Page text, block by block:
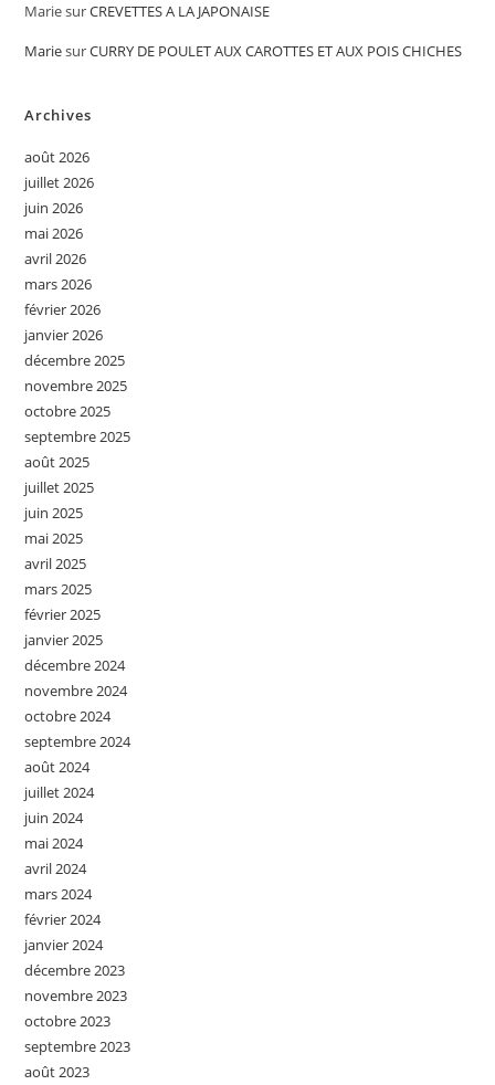
MariesurCREVETTES A LA JAPONAISE
MariesurCURRY DE POULET AUX CAROTTES ET AUX POIS CHICHES
Archives
août 2026
juillet 2026
juin 2026
mai 2026
avril 2026
mars 2026
février 2026
janvier 2026
décembre 2025
novembre 2025
octobre 2025
septembre 2025
août 2025
juillet 2025
juin 2025
mai 2025
avril 2025
mars 2025
février 2025
janvier 2025
décembre 2024
novembre 2024
octobre 2024
septembre 2024
août 2024
juillet 2024
juin 2024
mai 2024
avril 2024
mars 2024
février 2024
janvier 2024
décembre 2023
novembre 2023
octobre 2023
septembre 2023
août 2023